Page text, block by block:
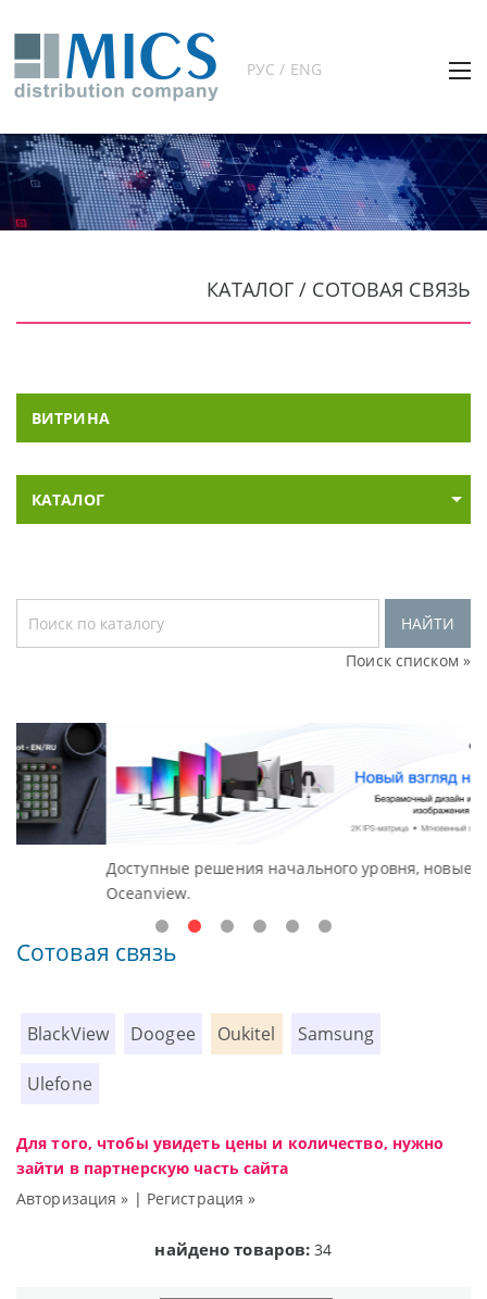
РУС / ENG
КАТАЛОГ / СОТОВАЯ СВЯЗЬ
ВИТРИНА
КАТАЛОГ
НАЙТИ
Поиск списком »
Доступные решения начального уровня, новые мониторы
Сотовая связь
BlackView Doogee Oukitel Samsung
Ulefone
Для того, чтобы увидеть цены и количество, нужно
зайти в партнерскую часть сайта
Авторизация » | Регистрация »
найдено товаров: 34